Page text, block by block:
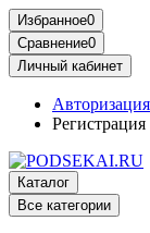
Избранное0
Сравнение0
Личный кабинет
Авторизация
Регистрация
Каталог
Все категории